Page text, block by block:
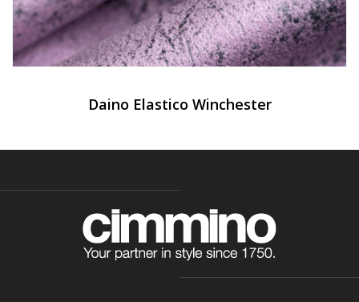
Daino Elastico Winchester